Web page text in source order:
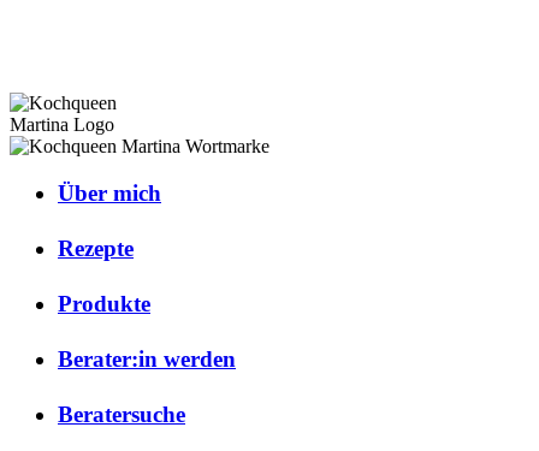
Über mich
Rezepte
Produkte
Berater:in werden
Beratersuche